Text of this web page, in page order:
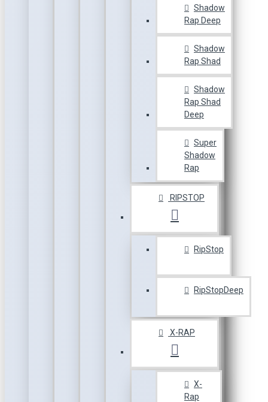
Shadow
Rap Deep
Shadow
Rap Shad
Shadow
Rap Shad
Deep
Super
Shadow
Rap
RIPSTOP
RipStop
RipStopDeep
X-RAP
X-
Rap